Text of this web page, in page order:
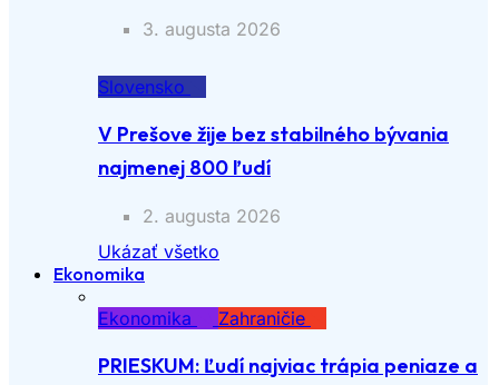
3. augusta 2026
Slovensko
V Prešove žije bez stabilného bývania
najmenej 800 ľudí
2. augusta 2026
Ukázať všetko
Ekonomika
Ekonomika
Zahraničie
PRIESKUM: Ľudí najviac trápia peniaze a